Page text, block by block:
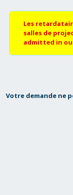
Les
salles de
admitted in
Votre demande ne